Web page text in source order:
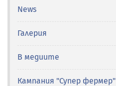
News
Галерия
В медиите
Кампания "Супер фермер"